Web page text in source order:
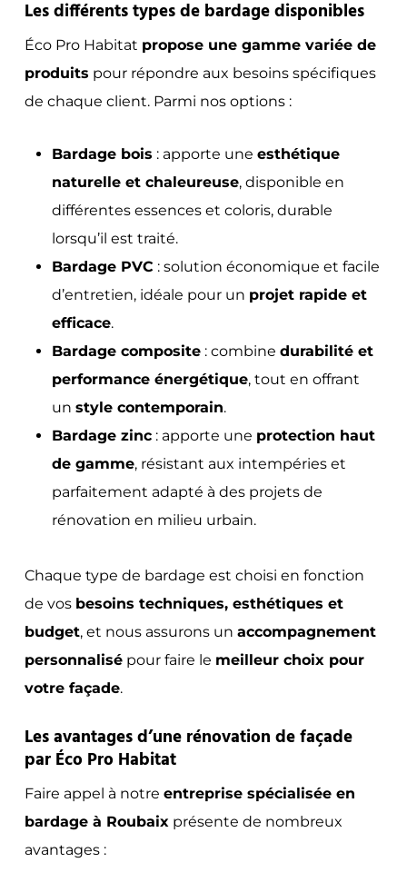
Les différents types de bardage disponibles
Éco Pro Habitat propose une gamme variée de
produits pour répondre aux besoins spécifiques
de chaque client. Parmi nos options :
Bardage bois : apporte une esthétique
naturelle et chaleureuse, disponible en
différentes essences et coloris, durable
lorsqu’il est traité.
Bardage PVC : solution économique et facile
d’entretien, idéale pour un projet rapide et
efficace.
Bardage composite: combine durabilité et
performance énergétique, tout en offrant
un style contemporain.
Bardage zinc: apporte une protection haut
de gamme, résistant aux intempéries et
parfaitement adapté à des projets de
rénovation en milieu urbain.
Chaque type de bardage est choisi en fonction
de vos besoins techniques, esthétiques et
budget, et nous assurons un accompagnement
personnalisépour faire le meilleur choix pour
votre façade.
Les avantages d’une rénovation de façade
par Éco Pro Habitat
Faire appel à notre entreprise spécialisée en
bardage à Roubaixprésente de nombreux
avantages :